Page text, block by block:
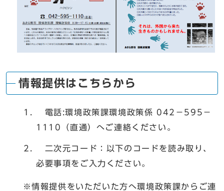
情報提供はこちらから
電話:環境政策課環境政策係 042－595－
1110（直通）へご連絡ください。
二次元コード：以下のコードを読み取り、
必要事項をご入力ください。
※情報提供をいただいた方へ環境政策課からご連